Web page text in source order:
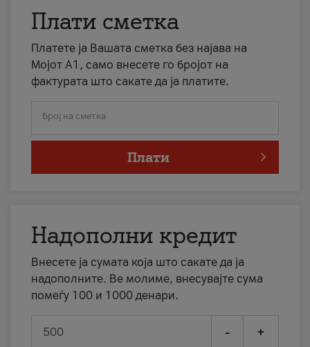
Плати сметка
Платете ја Вашата сметка без најава на
Мојот А1, само внесете го бројот на
фактурата што сакате да ја платите.
Број на сметка
Плати
Надополни кредит
Внесете ја сумата која што сакате да ја
надополните. Ве молиме, внесувајте сума
помеѓу 100 и 1000 денари.
- +